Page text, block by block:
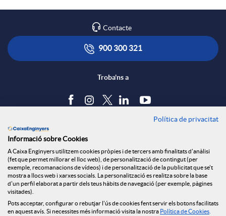
Contacte
900 300 321
Troba'ns a
Política de cookies
Avís legal
Seguretat Online
Canal denúncies
Política de privacitat
Informació sobre Cookies
A Caixa Enginyers utilitzem cookies pròpies i de tercers amb finalitats d'anàlisi
(fet que permet millorar el lloc web), de personalització de contingut (per
exemple, recomanacions de vídeos) i de personalització de la publicitat que se't
mostra a llocs web i xarxes socials. La personalització es realitza sobre la base
d'un perfil elaborat a partir dels teus hàbits de navegació (per exemple, pàgines
visitades).
Pots acceptar, configurar o rebutjar l'ús de cookies fent servir els botons facilitats
en aquest avís. Si necessites més informació visita la nostra Política de Cookies